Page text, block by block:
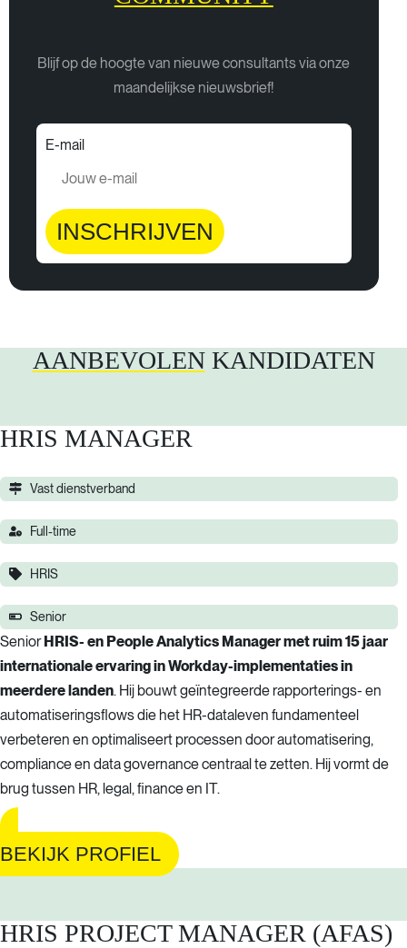
Blijf op de hoogte van nieuwe consultants via onze
maandelijkse nieuwsbrief!
E-mail
INSCHRIJVEN
AANBEVOLENKANDIDATEN
HRIS MANAGER
Vast dienstverband
Full-time
HRIS
Senior
SeniorHRIS- en People Analytics Manager met ruim 15 jaar
internationale ervaring in Workday-implementaties in
meerdere landen. Hij bouwt geïntegreerde rapporterings- en
automatiseringsflows die het HR-dataleven fundamenteel
verbeteren en optimaliseert processen door automatisering,
compliance en data governance centraal te zetten. Hij vormt de
brug tussen HR, legal, finance en IT.
BEKIJK PROFIEL
HRIS PROJECT MANAGER (AFAS)